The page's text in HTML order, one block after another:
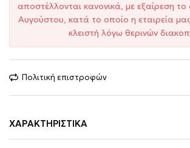
αποστέλλονται κανονικά, με εξαίρεση
Αυγούστου, κατά το οποίο η εταιρεία
κλειστή λόγω θερινών
Πολιτική επιστροφών
ΧΑΡΑΚΤΗΡΙΣΤΙΚΆ